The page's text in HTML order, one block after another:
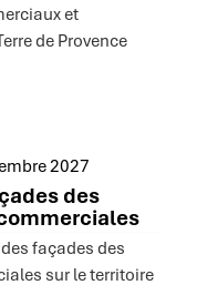
et
de Provence
2027
des
façades des
sur le territoire